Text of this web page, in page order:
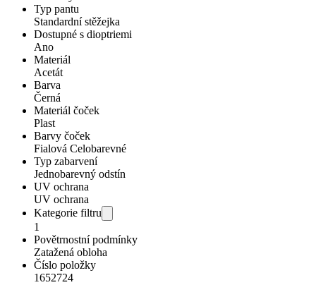
Typ pantu
Standardní stěžejka
Dostupné s dioptriemi
Ano
Materiál
Acetát
Barva
Černá
Materiál čoček
Plast
Barvy čoček
Fialová Celobarevné
Typ zabarvení
Jednobarevný odstín
UV ochrana
UV ochrana
Kategorie filtru
1
Povětrnostní podmínky
Zatažená obloha
Číslo položky
1652724